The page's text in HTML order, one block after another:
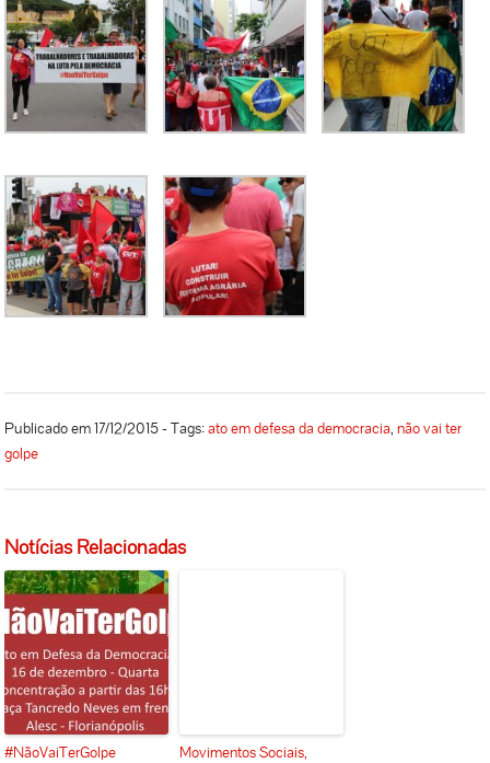
Publicado em 17/12/2015 - Tags:ato em defesa da democracia,não vai ter
golpe
Notícias Relacionadas
#NãoVaiTerGolpe
Movimentos Sociais,